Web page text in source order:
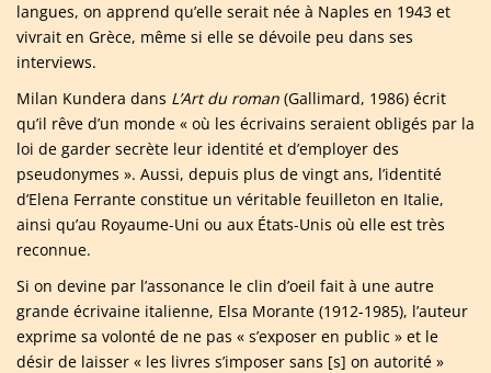
langues, on apprend qu’elle serait née à Naples en 1943 et
vivrait en Grèce, même si elle se dévoile peu dans ses
interviews.
Milan Kundera dans L’Art du roman (Gallimard, 1986) écrit
qu’il rêve d’un monde « où les écrivains seraient obligés par la
loi de garder secrète leur identité et d’employer des
pseudonymes ». Aussi, depuis plus de vingt ans, l’identité
d’Elena Ferrante constitue un véritable feuilleton en Italie,
ainsi qu’au Royaume-Uni ou aux États-Unis où elle est très
reconnue.
Si on devine par l’assonance le clin d’oeil fait à une autre
grande écrivaine italienne, Elsa Morante (1912-1985), l’auteur
exprime sa volonté de ne pas « s’exposer en public » et le
désir de laisser « les livres s’imposer sans [s] on autorité »